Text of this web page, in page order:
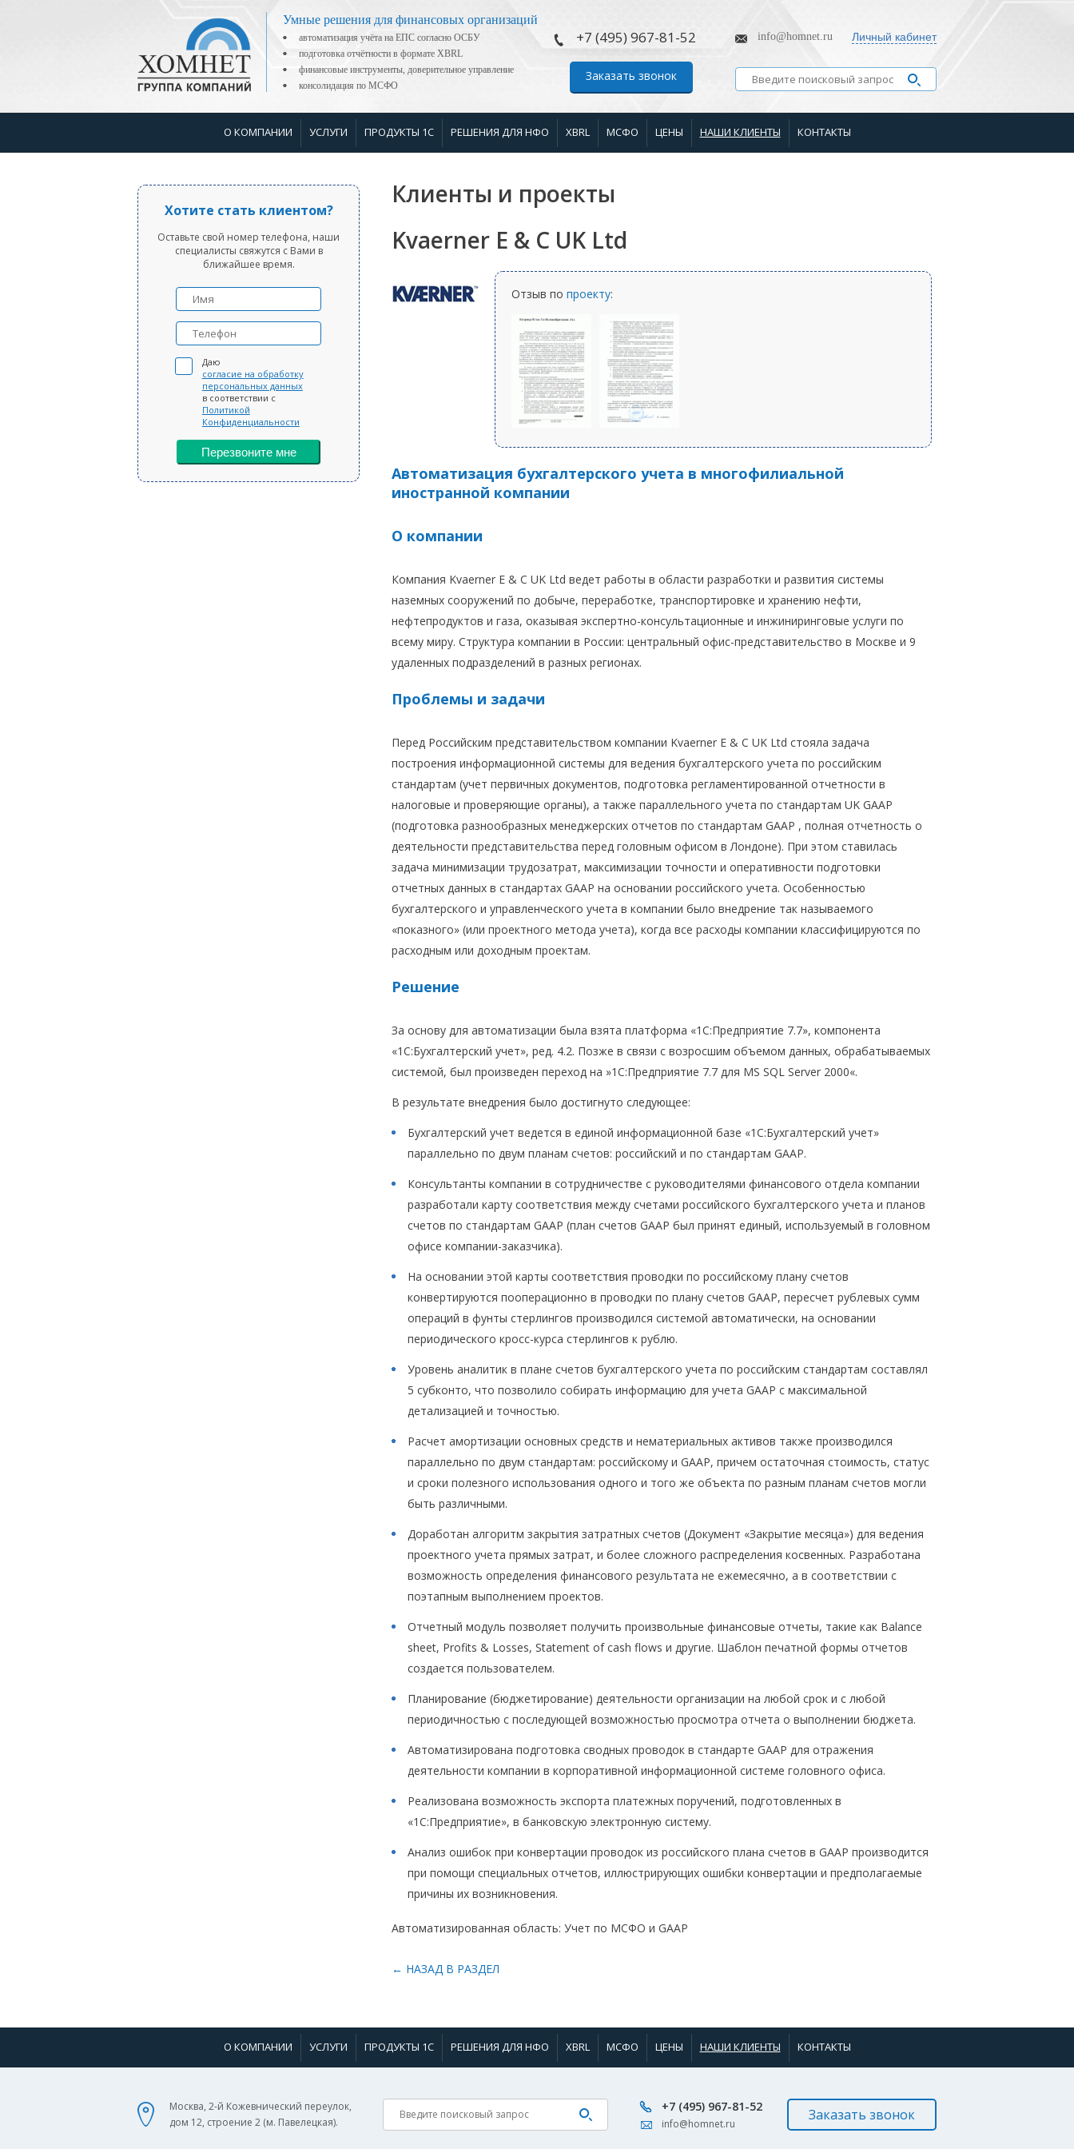
Умные решения для финансовых организаций
автоматизация учёта на ЕПС согласно ОСБУ
подготовка отчётности в формате XBRL
финансовые инструменты, доверительное управление
консолидация по МСФО
+7 (495) 967-81-52
Заказать звонок
info@homnet.ru Личный кабинет
О КОМПАНИИ УСЛУГИ ПРОДУКТЫ 1С РЕШЕНИЯ ДЛЯ НФО XBRL МСФО ЦЕНЫ НАШИ КЛИЕНТЫ КОНТАКТЫ
Хотите стать клиентом?
Оставьте свой номер телефона, наши
специалисты свяжутся с Вами в
ближайшее время.
Даю
согласие на обработку
персональных данных
в соответствии с
Политикой
Конфиденциальности
Перезвоните мне
Клиенты и проекты
Kvaerner E & C UK Ltd
Отзыв по проекту:
Автоматизация бухгалтерского учета в многофилиальной
иностранной компании
О компании
Компания Kvaerner E & C UK Ltd ведет работы в области разработки и развития системы
наземных сооружений по добыче, переработке, транспортировке и хранению нефти,
нефтепродуктов и газа, оказывая экспертно-консультационные и инжиниринговые услуги по
всему миру. Структура компании в России: центральный офис-представительство в Москве и 9
удаленных подразделений в разных регионах.
Проблемы и задачи
Перед Российским представительством компании Kvaerner E & C UK Ltd стояла задача
построения информационной системы для ведения бухгалтерского учета по российским
стандартам (учет первичных документов, подготовка регламентированной отчетности в
налоговые и проверяющие органы), а также параллельного учета по стандартам UK GAAP
(подготовка разнообразных менеджерских отчетов по стандартам GAAP , полная отчетность о
деятельности представительства перед головным офисом в Лондоне). При этом ставилась
задача минимизации трудозатрат, максимизации точности и оперативности подготовки
отчетных данных в стандартах GAAP на основании российского учета. Особенностью
бухгалтерского и управленческого учета в компании было внедрение так называемого
«показного» (или проектного метода учета), когда все расходы компании классифицируются по
расходным или доходным проектам.
Решение
За основу для автоматизации была взята платформа «1С:Предприятие 7.7», компонента
«1С:Бухгалтерский учет», ред. 4.2. Позже в связи с возросшим объемом данных, обрабатываемых
системой, был произведен переход на »1С:Предприятие 7.7 для MS SQL Server 2000«.
В результате внедрения было достигнуто следующее:
Бухгалтерский учет ведется в единой информационной базе «1С:Бухгалтерский учет»
параллельно по двум планам счетов: российский и по стандартам GAAP.
Консультанты компании в сотрудничестве с руководителями финансового отдела компании
разработали карту соответствия между счетами российского бухгалтерского учета и планов
счетов по стандартам GAAP (план счетов GAAP был принят единый, используемый в головном
офисе компании-заказчика).
На основании этой карты соответствия проводки по российскому плану счетов
конвертируются пооперационно в проводки по плану счетов GAAP, пересчет рублевых сумм
операций в фунты стерлингов производился системой автоматически, на основании
периодического кросс-курса стерлингов к рублю.
Уровень аналитик в плане счетов бухгалтерского учета по российским стандартам составлял
5 субконто, что позволило собирать информацию для учета GAAP с максимальной
детализацией и точностью.
Расчет амортизации основных средств и нематериальных активов также производился
параллельно по двум стандартам: российскому и GAAP, причем остаточная стоимость, статус
и сроки полезного использования одного и того же объекта по разным планам счетов могли
быть различными.
Доработан алгоритм закрытия затратных счетов (Документ «Закрытие месяца») для ведения
проектного учета прямых затрат, и более сложного распределения косвенных. Разработана
возможность определения финансового результата не ежемесячно, а в соответствии с
поэтапным выполнением проектов.
Отчетный модуль позволяет получить произвольные финансовые отчеты, такие как Balance
sheet, Profits & Losses, Statement of cash flows и другие. Шаблон печатной формы отчетов
создается пользователем.
Планирование (бюджетирование) деятельности организации на любой срок и с любой
периодичностью с последующей возможностью просмотра отчета о выполнении бюджета.
Автоматизирована подготовка сводных проводок в стандарте GAAP для отражения
деятельности компании в корпоративной информационной системе головного офиса.
Реализована возможность экспорта платежных поручений, подготовленных в
«1С:Предприятие», в банковскую электронную систему.
Анализ ошибок при конвертации проводок из российского плана счетов в GAAP производится
при помощи специальных отчетов, иллюстрирующих ошибки конвертации и предполагаемые
причины их возникновения.
Автоматизированная область: Учет по МСФО и GAAP
← НАЗАД В РАЗДЕЛ
О КОМПАНИИ УСЛУГИ ПРОДУКТЫ 1С РЕШЕНИЯ ДЛЯ НФО XBRL МСФО ЦЕНЫ НАШИ КЛИЕНТЫ КОНТАКТЫ
Москва, 2-й Кожевнический переулок,
дом 12, строение 2 (м. Павелецкая).
+7 (495) 967-81-52
info@homnet.ru
Заказать звонок